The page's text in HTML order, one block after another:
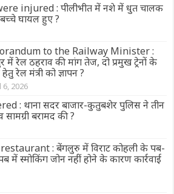
injured : पीलीभीत में नशे में धुत चालक
घायल हुए ?
to the Railway Minister :
में रेल ठहराव की मांग तेज, दो प्रमुख ट्रेनों के
रेल मंत्री को ज्ञापन ?
6, 2026
: थाना सदर बाजार-कुतुबशेर पुलिस ने तीन
बरामद की ?
: बेंगलुरु में विराट कोहली के पब-
में स्मोकिंग जोन नहीं होने के कारण कार्रवाई